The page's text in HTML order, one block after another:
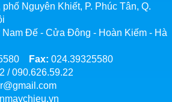
phố Nguyên Khiết, P. Phúc Tân, Q.
Nam Đế - Cửa Đông - Hoàn Kiếm - Hà
Fax: 024.39325580
/090.626.59.22